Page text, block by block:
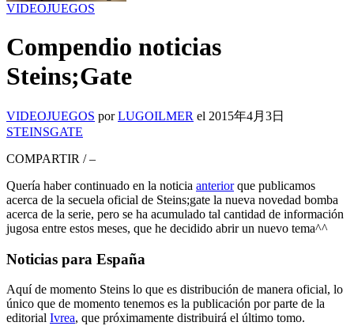
VIDEOJUEGOS
Compendio noticias
Steins;Gate
VIDEOJUEGOS por LUGOILMER el 2015年4月3日
STEINSGATE
COMPARTIR / –
Quería haber continuado en la noticia anteriorque publicamos
acerca de la secuela oficial de Steins;gate la nueva novedad bomba
acerca de la serie, pero se ha acumulado tal cantidad de información
jugosa entre estos meses, que he decidido abrir un nuevo tema^^
Noticias para España
Aquí de momento Steins lo que es distribución de manera oficial, lo
único que de momento tenemos es la publicación por parte de la
editorial Ivrea, que próximamente distribuirá el último tomo.